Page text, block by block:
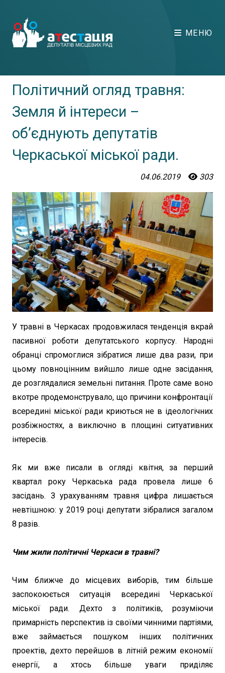
МЕНЮ
Політичний огляд травня:
Земля й інтереси –
об’єднують депутатів
Черкаської міської ради.
04.06.2019 303
У травні в Черкасах продовжилася тенденція вкрай
пасивної роботи депутатського корпусу. Народні
обранці спромоглися зібратися лише два рази, при
цьому повноцінним вийшло лише одне засідання,
де розглядалися земельні питання. Проте саме воно
вкотре продемонструвало, що причини конфронтації
всередині міської ради криються не в ідеологічних
розбіжностях, а виключно в площині ситуативних
інтересів.
Як ми вже писали в огляді квітня, за перший
квартал року Черкаська рада провела лише 6
засідань. З урахуванням травня цифра лишається
невтішною: у 2019 році депутати зібралися загалом
8 разів.
Чим жили політичні Черкаси в травні?
Чим ближче до місцевих виборів, тим більше
заспокоюється ситуація всередині Черкаської
міської ради. Дехто з політиків, розуміючи
примарність перспектив із своїми чинними партіями,
вже займається пошуком інших політичних
проектів, дехто перейшов в літній режим економії
енергії, а хтось більше уваги приділяє